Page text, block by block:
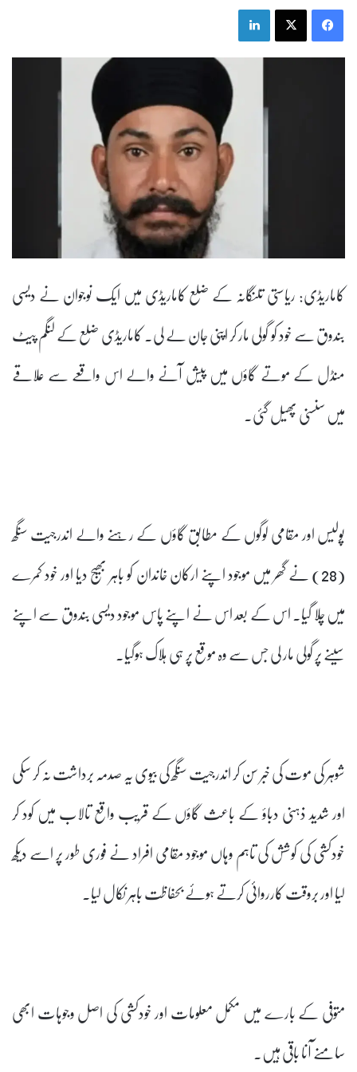
Facebook
X
کاماریڈی: ریاستی تلنگانہ کے ضلع کاماریڈی میں ایک نوجوان نے دیسی
بندوق سے خود کو گولی مار کر اپنی جان لے لی۔ کاماریڈی ضلع کے لنگم پیٹ
منڈل کے موتے گاؤں میں پیش آنے والے اس واقعے سے علاقے
میں سنسنی پھیل گئی۔
پولیس اور مقامی لوگوں کے مطابق گاؤں کے رہنے والے اندرجیت سنگھ
(28) نے گھر میں موجود اپنے ارکان خاندان کو باہر بھیج دیا اور خود کمرے
میں چلا گیا۔ اس کے بعد اس نے اپنے پاس موجود دیسی بندوق سے اپنے
سینے پر گولی مار لی جس سے وہ موقع پر ہی ہلاک ہوگیا۔
شوہر کی موت کی خبر سن کر اندرجیت سنگھ کی بیوی یہ صدمہ برداشت نہ کر سکی
اور شدید ذہنی دباؤ کے باعث گاؤں کے قریب واقع تالاب میں کود کر
خودکشی کی کوشش کی تاہم وہاں موجود مقامی افراد نے فوری طور پر اسے دیکھ
لیا اور بروقت کارروائی کرتے ہوئے بحفاظت باہر نکال لیا۔
متوفی کے بارے میں مکمل معلومات اور خودکشی کی اصل وجوہات ابھی
سامنے آنا باقی ہیں۔